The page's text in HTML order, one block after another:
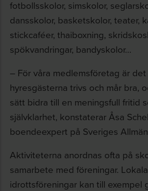
fotbollsskolor, simskolor,
dansskolor, basketskolor, teater,
stickcaféer, thaiboxning,
spökvandringar, bandyskolor…
– För våra medlemsföretag är
hyresgästerna trivs och mår bra,
sätt bidra till en meningsfull fritid
självklarhet, konstaterar Åsa
boendeexpert på Sveriges
Aktiviteterna anordnas ofta på
samarbete med föreningar. Lokala
idrottsföreningar kan till exempel